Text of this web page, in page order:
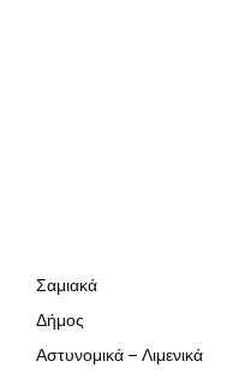
Σαμιακά
Δήμος
Αστυνομικά – Λιμενικά